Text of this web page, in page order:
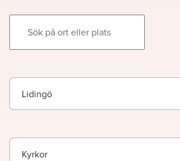
Sök på ort eller plats
Lidingö
Kyrkor